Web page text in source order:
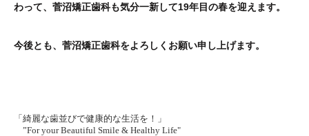
わって、菅沼矯正歯科も気分一新して19年目の春を迎えます。
今後とも、菅沼矯正歯科をよろしくお願い申し上げます。
「綺麗な歯並びで健康的な生活を！」
”For your Beautiful Smile & Healthy Life"